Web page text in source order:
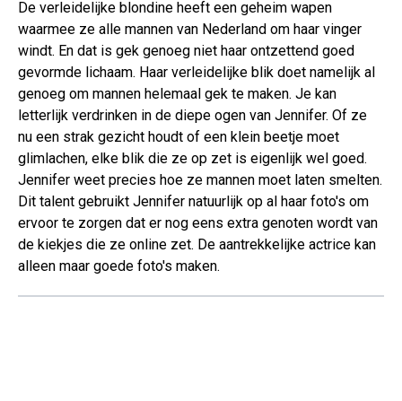
De verleidelijke blondine heeft een geheim wapen
waarmee ze alle mannen van Nederland om haar vinger
windt. En dat is gek genoeg niet haar ontzettend goed
gevormde lichaam. Haar verleidelijke blik doet namelijk al
genoeg om mannen helemaal gek te maken. Je kan
letterlijk verdrinken in de diepe ogen van Jennifer. Of ze
nu een strak gezicht houdt of een klein beetje moet
glimlachen, elke blik die ze op zet is eigenlijk wel goed.
Jennifer weet precies hoe ze mannen moet laten smelten.
Dit talent gebruikt Jennifer natuurlijk op al haar foto's om
ervoor te zorgen dat er nog eens extra genoten wordt van
de kiekjes die ze online zet. De aantrekkelijke actrice kan
alleen maar goede foto's maken.